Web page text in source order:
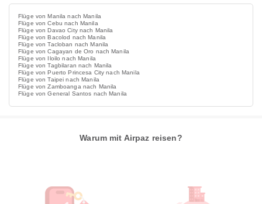
Flüge von Manila nach Manila
Flüge von Cebu nach Manila
Flüge von Davao City nach Manila
Flüge von Bacolod nach Manila
Flüge von Tacloban nach Manila
Flüge von Cagayan de Oro nach Manila
Flüge von Iloilo nach Manila
Flüge von Tagbilaran nach Manila
Flüge von Puerto Princesa City nach Manila
Flüge von Taipei nach Manila
Flüge von Zamboanga nach Manila
Flüge von General Santos nach Manila
Warum mit Airpaz reisen?